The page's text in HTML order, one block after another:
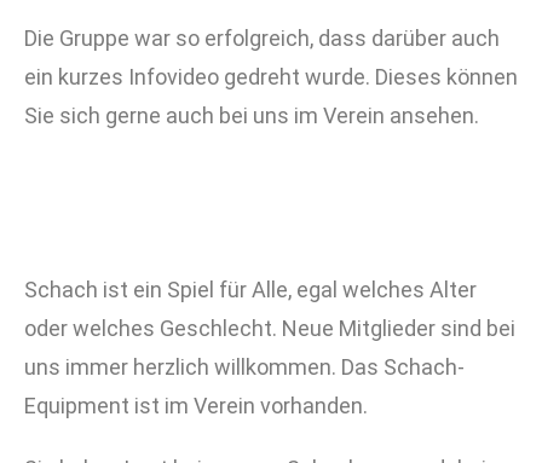
Die Gruppe war so erfolgreich, dass darüber auch
ein kurzes Infovideo gedreht wurde. Dieses können
Sie sich gerne auch bei uns im Verein ansehen.
Schach ist ein Spiel für Alle, egal welches Alter
oder welches Geschlecht. Neue Mitglieder sind bei
uns immer herzlich willkommen. Das Schach-
Equipment ist im Verein vorhanden.